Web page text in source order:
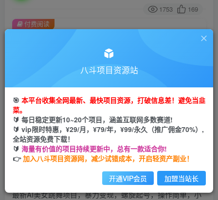
1753 169
此内容为付费阅读，请付费后查看
会员专属资源
您暂无购买权限，请先开通会员
开通会员
付费阅读
最新AI美女跳舞项目，暴力变现，螺旋起号，操作简单，小
八斗项目资源站
🎯 本平台收集全网最新、最快项目资源，打破信息差！避免当韭
菜。
🔰 每日稳定更新10~20个项目，涵盖互联网多数赛道!
🔰 vip限时特惠，¥29/月，¥79/年，¥99/永久（推广佣金70%）,
全站资源免费下载！
🔰 海量有价值的项目持续更新中，总有一款适合你!
👉加入八斗项目资源网，减少试错成本，开启轻资产副业！
开通VIP会员 加盟当站长